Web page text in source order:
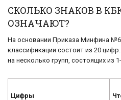
СКОЛЬКО ЗНАКОВ В
ОЗНАЧАЮТ?
На основании Приказа Минфина
классификации состоит из 20
на несколько групп, состоящих из
Цифры